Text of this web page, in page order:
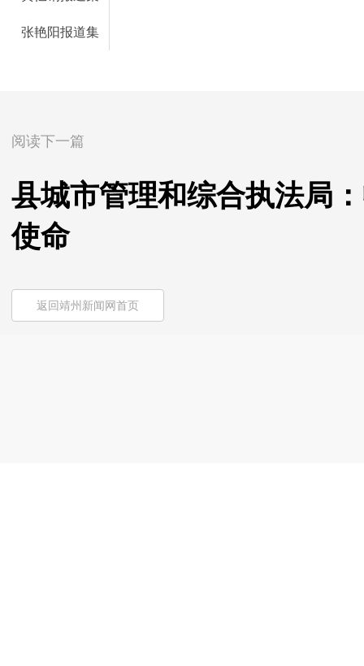
张艳阳报道集
阅读下一篇
县城市管理和综合执法局
使命
返回靖州新闻网首页